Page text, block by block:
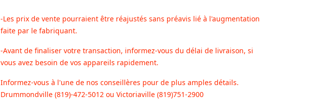
-Les prix de vente pourraient être réajustés sans préavis lié à l'augmentation
faite par le fabriquant.
-Avant de finaliser votre transaction, informez-vous du délai de livraison, si
vous avez besoin de vos appareils rapidement.
Informez-vous à l'une de nos conseillères pour de plus amples détails.
Drummondville (819)-472-5012 ou Victoriaville (819)751-2900